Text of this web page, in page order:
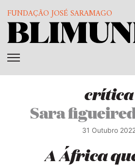
FUNDAÇÃO JOSÉ SARAMAGO
crítica
Sara
31 Outubro
A África